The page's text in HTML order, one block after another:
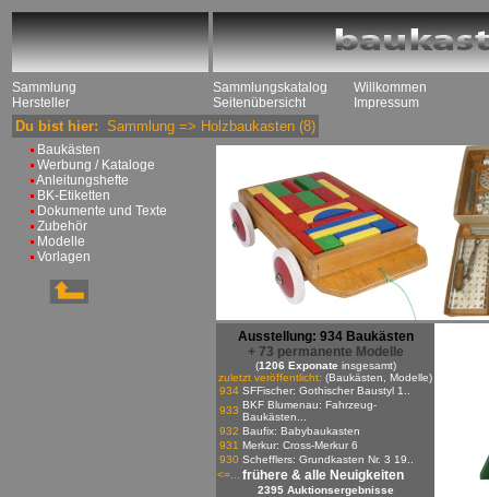
Sammlung
Hersteller
Sammlungskatalog
Seitenübersicht
Willkommen
Impressum
Du bist hier: Sammlung => Holzbaukasten (8)
Baukästen
Werbung / Kataloge
Anleitungshefte
BK-Etiketten
Dokumente und Texte
Zubehör
Modelle
Vorlagen
Ausstellung: 934 Baukästen
+ 73 permanente Modelle
(1206 Exponate insgesamt)
zuletzt veröffentlicht: (Baukästen, Modelle)
934 SFFischer: Gothischer Baustyl 1..
933 BKF Blumenau: Fahrzeug-
Baukästen...
932 Baufix: Babybaukasten
931 Merkur: Cross-Merkur 6
930 Schefflers: Grundkasten Nr. 3 19..
<=...
frühere & alle Neuigkeiten
2395 Auktionsergebnisse